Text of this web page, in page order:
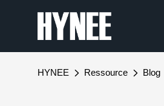
HYNEE Ressource Blog